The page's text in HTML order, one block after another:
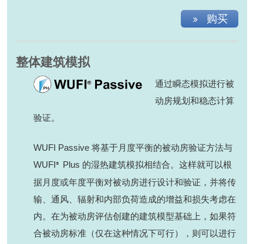
购买
整体建筑模拟
通过瞬态模拟进行被
动房规划和稳态计算
验证。
WUFI Passive 将基于月度平衡的被动房验证方法与
WUFI ® Plus 的湿热建筑模拟相结合。这样就可以根
据月度或年度平衡对被动房进行设计和验证，并将传
输、通风、辐射和内部负荷造成的增益和损失考虑在
内。在为被动房评估创建的建筑模型基础上，如果符
合被动房标准（仅在这种情况下可行），则可以进行